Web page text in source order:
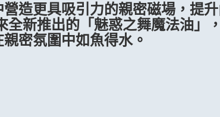
造更具吸引力的親密磁場，提
全新推出的「魅惑之舞魔法油」
密氛圍中如魚得水。